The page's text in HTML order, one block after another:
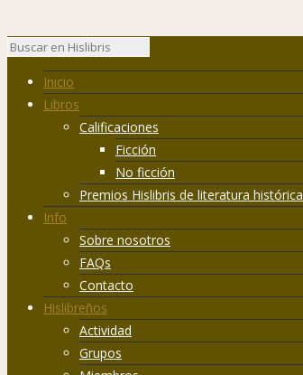
Inicio
Libros
Calificaciones
Ficción
No ficción
Premios Hislibris de literatura histórica
Info
Sobre nosotros
FAQs
Contacto
Hislibreños
Actividad
Grupos